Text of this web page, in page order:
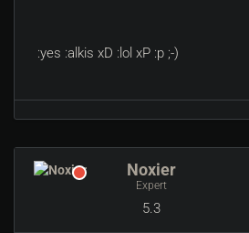
:yes :alkis xD :lol xP :p ;-)
Noxier
Expert
5.3